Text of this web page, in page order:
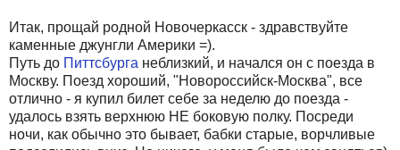
Итак, прощай родной Новочеркасск - здравствуйте
каменные джунгли Америки =).
Путь до Питтсбурга неблизкий, и начался он с поезда в
Москву. Поезд хороший, "Новороссийск-Москва", все
отлично - я купил билет себе за неделю до поезда -
удалось взять верхнюю НЕ боковую полку. Посреди
ночи, как обычно это бывает, бабки старые, ворчливые